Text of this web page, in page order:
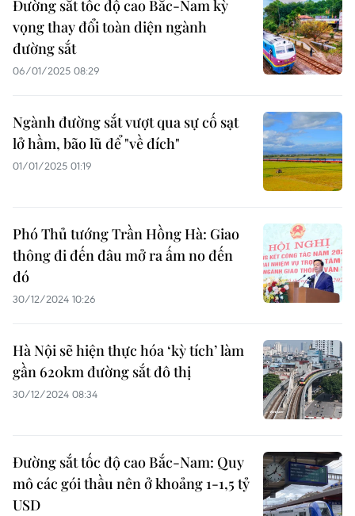
Đường sắt tốc độ cao Bắc-Nam kỳ
vọng thay đổi toàn diện ngành
đường sắt
06/01/2025 08:29
Ngành đường sắt vượt qua sự cố sạt
lở hầm, bão lũ để "về đích"
01/01/2025 01:19
Phó Thủ tướng Trần Hồng Hà: Giao
thông đi đến đâu mở ra ấm no đến
đó
30/12/2024 10:26
Hà Nội sẽ hiện thực hóa ‘kỳ tích’ làm
gần 620km đường sắt đô thị
30/12/2024 08:34
Đường sắt tốc độ cao Bắc-Nam: Quy
mô các gói thầu nên ở khoảng 1-1,5 tỷ
USD